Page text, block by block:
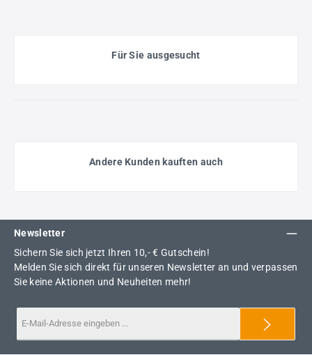
Für Sie ausgesucht
Andere Kunden kauften auch
Newsletter
Sichern Sie sich jetzt Ihren 10,- € Gutschein!
Melden Sie sich direkt für unseren Newsletter an und verpassen
Sie keine Aktionen und Neuheiten mehr!